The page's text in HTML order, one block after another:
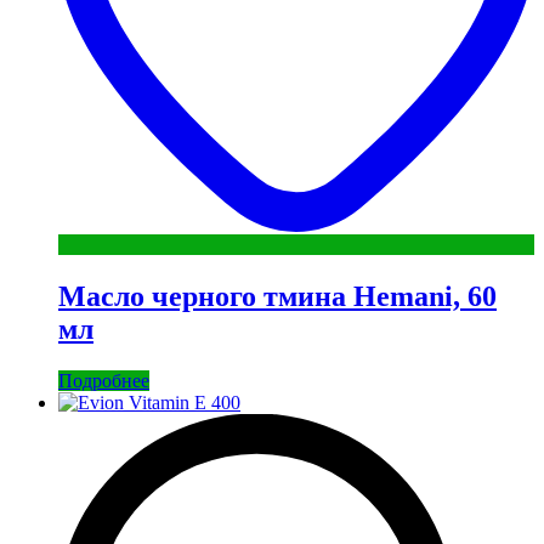
Масло черного тмина Hemani, 60
мл
Подробнее